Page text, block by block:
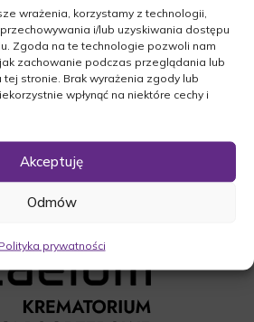
wrażenia, korzystamy z technologii,
i/lub uzyskiwania dostępu
Zgoda na te technologie pozwoli nam
zachowanie podczas przeglądania lub
stronie. Brak wyrażenia zgody lub
wpłynąć na niektóre cechy i
Akceptuję
Odmów
Polityka prywatności
na cmentarzu w Lipkach
pogrążona w smutku